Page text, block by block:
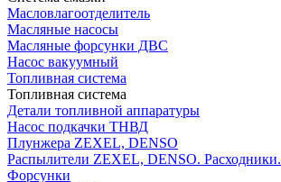
Масловлагоотделитель
Масляные насосы
Масляные форсунки ДВС
Насос вакуумный
Топливная система
Топливная система
Детали топливной аппаратуры
Насос подкачки ТНВД
Плунжера ZEXEL, DENSO
Распылители ZEXEL, DENSO. Расходники.
Форсунки